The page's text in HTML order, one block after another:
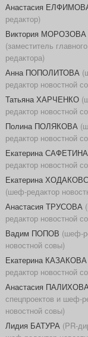
Анастасия
редактор)
Виктория МОРОЗОВА
(заместитель главного
редактора)
Анна ПОПОЛИТОВА
редактор новостной
Татьяна ХАРЧЕНКО
редактор новостной
Полина ПОЛЯКОВА
редактор новостной
Екатерина САФЕТИНА
редактор новостной
Екатерина
(шеф-редактор
Анастасия ТРУСОВА
редактор новостной
Вадим ПОПОВ (шеф-
новостной совы)
Екатерина КАЗАКОВА
редактор новостной
Анастасия
спецпроектов и шеф-
новостной совы)
Лидия БАТУРА(PR-